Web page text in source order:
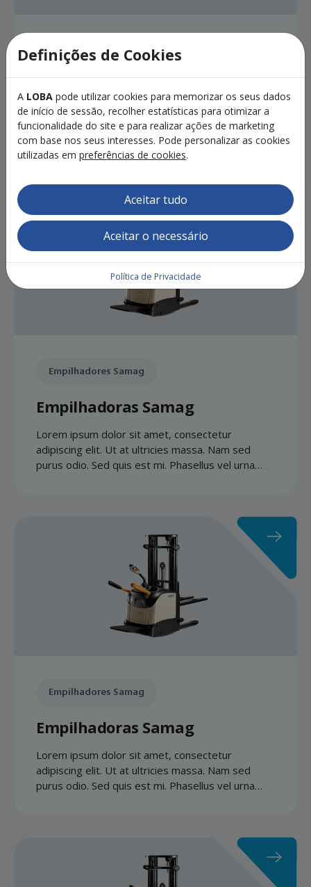
Empilhadores Samag
Lorem ipsum dolor sit amet, consectetur
adipiscing elit. Ut at ultricies massa. Nam sed
purus odio. Sed quis est mi. Phasellus vel urna
quis libero accumsan gravida.
Empilhadores Samag
Empilhadoras Samag
Lorem ipsum dolor sit amet, consectetur
adipiscing elit. Ut at ultricies massa. Nam sed
purus odio. Sed quis est mi. Phasellus vel urna
Empilhadores Samag
Empilhadoras Samag
Lorem ipsum dolor sit amet, consectetur
adipiscing elit. Ut at ultricies massa. Nam sed
purus odio. Sed quis est mi. Phasellus vel urna
Definições de Cookies
A LOBA pode utilizar cookies para memorizar os seus dados
de início de sessão, recolher estatísticas para otimizar a
funcionalidade do site e para realizar ações de marketing
com base nos seus interesses. Pode personalizar as cookies
utilizadas em preferências de cookies.
Aceitar tudo
Aceitar o necessário
Política de Privacidade